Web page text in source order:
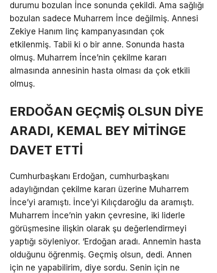
durumu bozulan İnce sonunda çekildi. Ama sağlığı
bozulan sadece Muharrem İnce değilmiş. Annesi
Zekiye Hanım linç kampanyasından çok
etkilenmiş. Tabii ki o bir anne. Sonunda hasta
olmuş. Muharrem İnce’nin çekilme kararı
almasında annesinin hasta olması da çok etkili
olmuş.
ERDOĞAN GEÇMİŞ OLSUN DİYE
ARADI, KEMAL BEY MİTİNGE
DAVET ETTİ
Cumhurbaşkanı Erdoğan, cumhurbaşkanı
adaylığından çekilme kararı üzerine Muharrem
İnce’yi aramıştı. İnce’yi Kılıçdaroğlu da aramıştı.
Muharrem İnce’nin yakın çevresine, iki liderle
görüşmesine ilişkin olarak şu değerlendirmeyi
yaptığı söyleniyor. ‘Erdoğan aradı. Annemin hasta
olduğunu öğrenmiş. Geçmiş olsun, dedi. Annen
için ne yapabilirim, diye sordu. Senin için ne